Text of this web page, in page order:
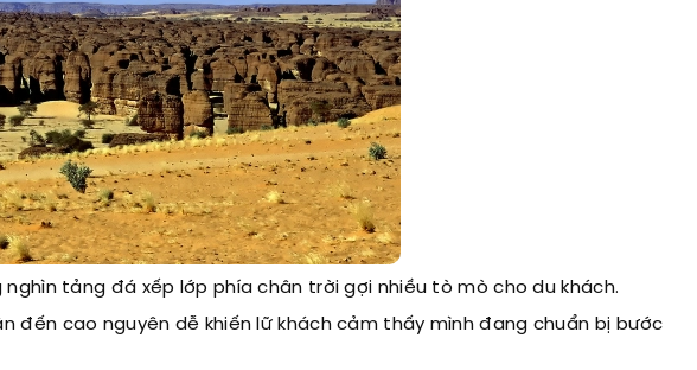
nghìn tảng đá xếp lớp phía chân trời gợi nhiều tò mò cho du khách.
đến cao nguyên dễ khiến lữ khách cảm thấy mình đang chuẩn bị bước